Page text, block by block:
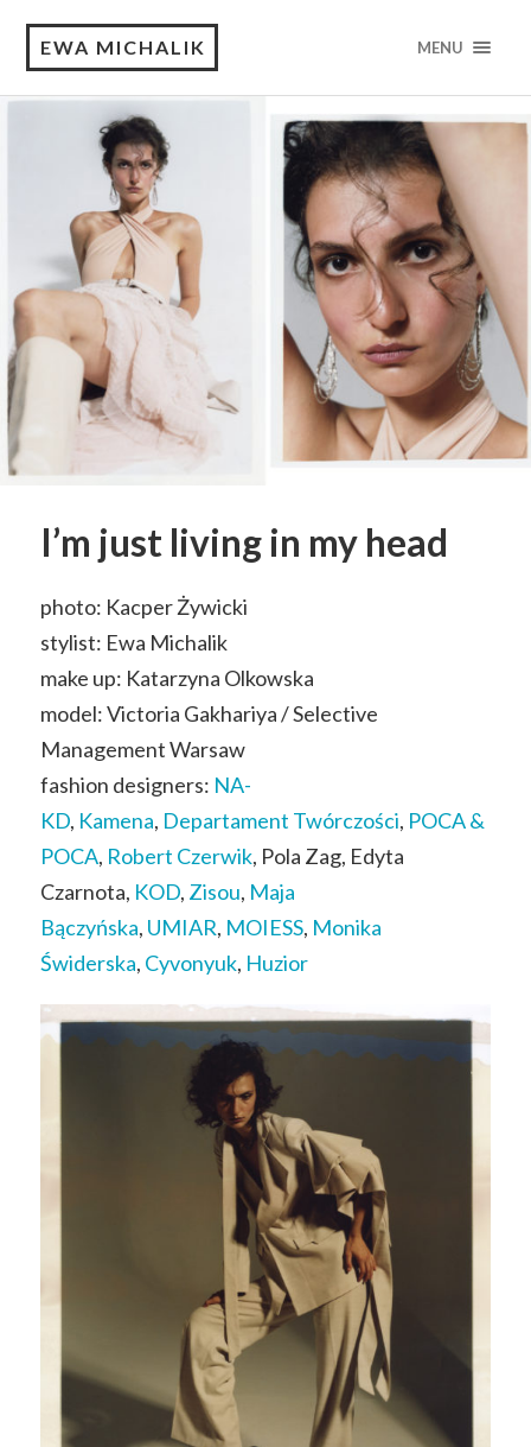
EWA MICHALIK MENU
I’m just living in my head
photo: Kacper Żywicki
stylist: Ewa Michalik
make up: Katarzyna Olkowska
model: Victoria Gakhariya / Selective
Management Warsaw
fashion designers: NA-
KD, Kamena, Departament Twórczości, POCA &
POCA, Robert Czerwik, Pola Zag, Edyta
Czarnota, KOD, Zisou, Maja
Bączyńska, UMIAR, MOIESS, Monika
Świderska, Cyvonyuk, Huzior